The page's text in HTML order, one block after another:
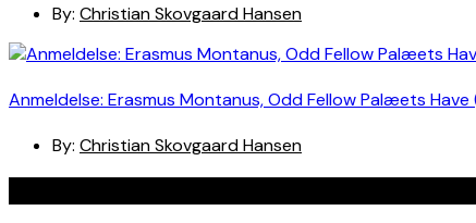
By: Christian Skovgaard Hansen
Anmeldelse: Erasmus Montanus, Odd Fellow Palæets
By: Christian Skovgaard Hansen